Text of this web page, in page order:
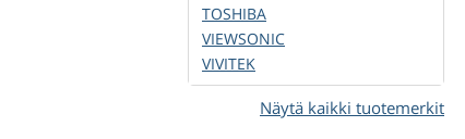
TOSHIBA
VIEWSONIC
VIVITEK
Näytä kaikki tuotemerkit